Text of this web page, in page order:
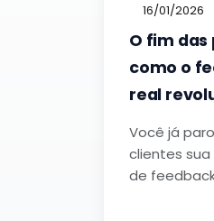
16/01/2026
O fim das
como o
real
Você já
clientes
de